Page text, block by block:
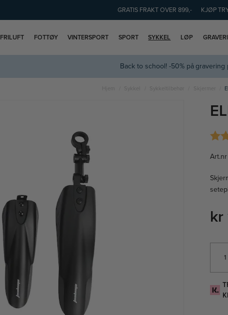
GRATIS FRAKT OVER 899,- KJØP
FRILUFT FOTTØY VINTERSPORT SPORT SYKKEL LØP
Back to school! -50% på
Hjem Sykkel Sykkeltilbehør Skjermer
Art.nr
kr